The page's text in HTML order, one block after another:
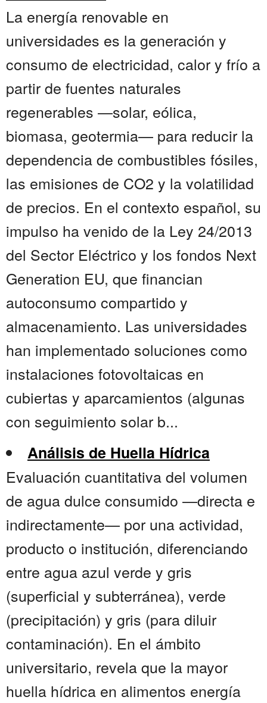
La energía renovable en
universidades es la generación y
consumo de electricidad, calor y frío a
partir de fuentes naturales
regenerables —solar, eólica,
biomasa, geotermia— para reducir la
dependencia de combustibles fósiles,
las emisiones de CO2 y la volatilidad
de precios. En el contexto español, su
impulso ha venido de la Ley 24/2013
del Sector Eléctrico y los fondos Next
Generation EU, que financian
autoconsumo compartido y
almacenamiento. Las universidades
han implementado soluciones como
instalaciones fotovoltaicas en
cubiertas y aparcamientos (algunas
con seguimiento solar b...
Análisis de Huella Hídrica
Evaluación cuantitativa del volumen
de agua dulce consumido —directa e
indirectamente— por una actividad,
producto o institución, diferenciando
entre agua azul verde y gris
(superficial y subterránea), verde
(precipitación) y gris (para diluir
contaminación). En el ámbito
universitario, revela que la mayor
huella hídrica en alimentos energía